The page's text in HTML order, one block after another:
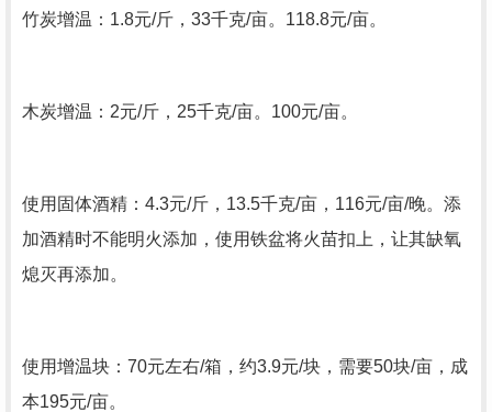
竹炭增温：1.8元/斤，33千克/亩。118.8元/亩。
木炭增温：2元/斤，25千克/亩。100元/亩。
使用固体酒精：4.3元/斤，13.5千克/亩，116元/亩/晚。添
加酒精时不能明火添加，使用铁盆将火苗扣上，让其缺氧
熄灭再添加。
使用增温块：70元左右/箱，约3.9元/块，需要50块/亩，成
本195元/亩。